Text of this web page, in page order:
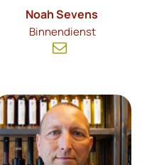
Noah Sevens
Binnendienst